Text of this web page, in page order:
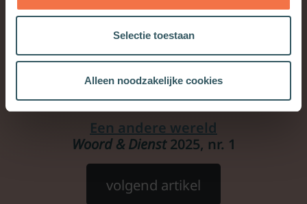
Selectie toestaan
Alleen noodzakelijke cookies
Een andere wereld
Woord & Dienst2025, nr. 1
volgend artikel